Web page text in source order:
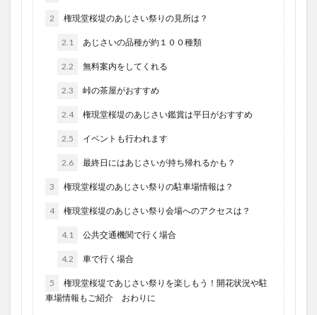
2 権現堂桜堤のあじさい祭りの見所は？
2.1 あじさいの品種が約１００種類
2.2 無料案内をしてくれる
2.3 峠の茶屋がおすすめ
2.4 権現堂桜堤のあじさい鑑賞は平日がおすすめ
2.5 イベントも行われます
2.6 最終日にはあじさいが持ち帰れるかも？
3 権現堂桜堤のあじさい祭りの駐車場情報は？
4 権現堂桜堤のあじさい祭り会場へのアクセスは？
4.1 公共交通機関で行く場合
4.2 車で行く場合
5
権現堂桜堤であじさい祭りを楽しもう！開花状況や駐
車場情報もご紹介 おわりに